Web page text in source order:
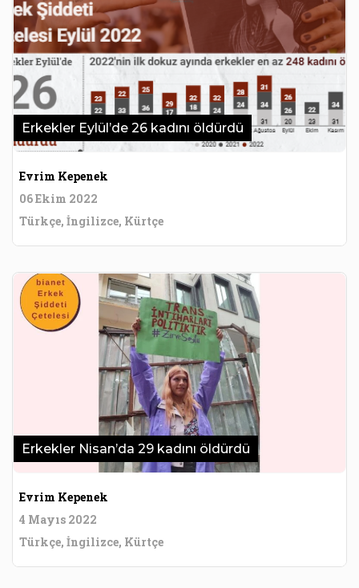
Erkekler Eylül’de 26 kadını öldürdü
Evrim Kepenek
06 Ekim 2022
Türkçe, İngilizce, Kürtçe
Erkekler Nisan’da 29 kadını öldürdü
Evrim Kepenek
4 Mayıs 2022
Türkçe, İngilizce, Kürtçe